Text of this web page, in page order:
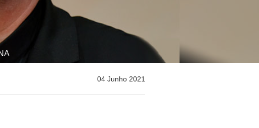
04 Junho 2021